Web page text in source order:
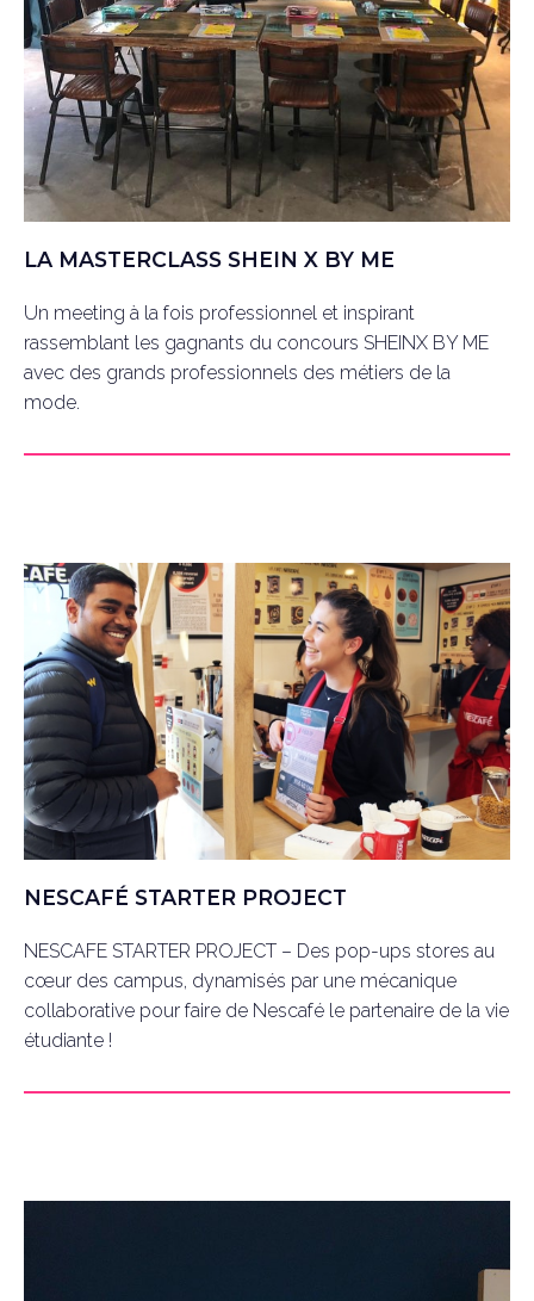
LA MASTERCLASS SHEIN X BY ME
Un meeting à la fois professionnel et inspirant
rassemblant les gagnants du concours SHEINX BY ME
avec des grands professionnels des métiers de la
mode.
NESCAFÉ STARTER PROJECT
NESCAFE STARTER PROJECT – Des pop-ups stores au
cœur des campus, dynamisés par une mécanique
collaborative pour faire de Nescafé le partenaire de la vie
étudiante !